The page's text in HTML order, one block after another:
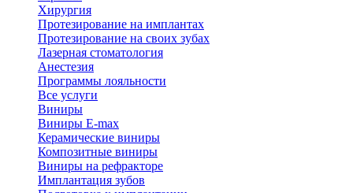
Хирургия
Протезирование на имплантах
Протезирование на своих зубах
Лазерная стоматология
Анестезия
Программы лояльности
Все услуги
Виниры
Виниры E-max
Керамические виниры
Композитные виниры
Виниры на рефракторе
Имплантация зубов